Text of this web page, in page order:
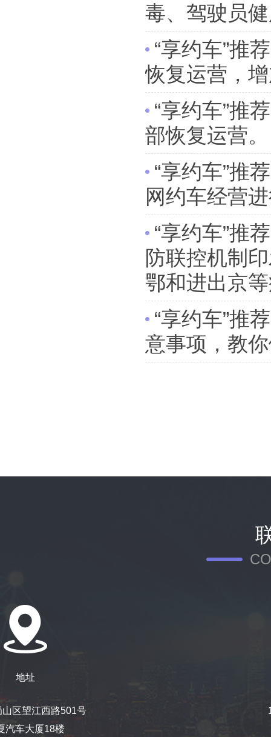
毒、驾驶员
“享约车”推
恢复运营，
“享约车”推
部恢复运营。
“享约车”推
网约车经营
“享约车”推
防联控机制
鄂和进出京
“享约车”推
意事项，教
地址
山区望江西路501号
汽车大厦18楼